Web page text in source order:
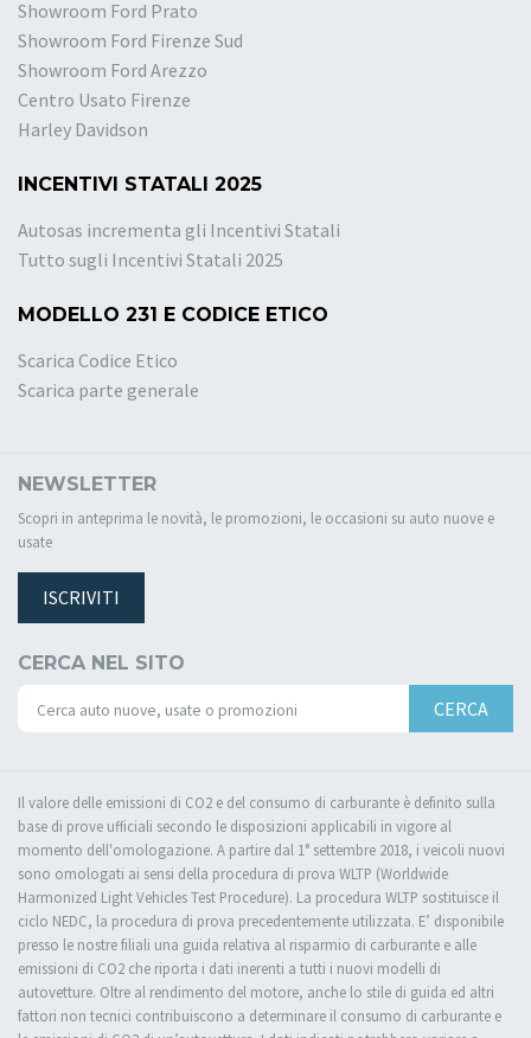
Showroom Ford Prato
Showroom Ford Firenze Sud
Showroom Ford Arezzo
Centro Usato Firenze
Harley Davidson
INCENTIVI STATALI 2025
Autosas incrementa gli Incentivi Statali
Tutto sugli Incentivi Statali 2025
MODELLO 231 E CODICE ETICO
Scarica Codice Etico
Scarica parte generale
NEWSLETTER
Scopri in anteprima le novità, le promozioni, le occasioni su auto nuove e
usate
ISCRIVITI
CERCA NEL SITO
CERCA
Il valore delle emissioni di CO2 e del consumo di carburante è definito sulla
base di prove ufficiali secondo le disposizioni applicabili in vigore al
momento dell'omologazione. A partire dal 1° settembre 2018, i veicoli nuovi
sono omologati ai sensi della procedura di prova WLTP (Worldwide
Harmonized Light Vehicles Test Procedure). La procedura WLTP sostituisce il
ciclo NEDC, la procedura di prova precedentemente utilizzata. E’ disponibile
presso le nostre filiali una guida relativa al risparmio di carburante e alle
emissioni di CO2 che riporta i dati inerenti a tutti i nuovi modelli di
autovetture. Oltre al rendimento del motore, anche lo stile di guida ed altri
fattori non tecnici contribuiscono a determinare il consumo di carburante e